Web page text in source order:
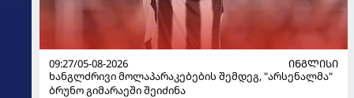
09:27/05-08-2026
ᲘᲜᲒᲚᲘᲡᲘ
ხანგლძრივი მოლაპარაკებების შემდეგ, "არსენალმა"
ბრუნო გიმარაეში შეიძინა